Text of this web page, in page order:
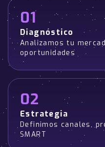
01
Diagnóstico
Analizamos tu
oportunidades
02
Estrategia
Definimos canales,
SMART